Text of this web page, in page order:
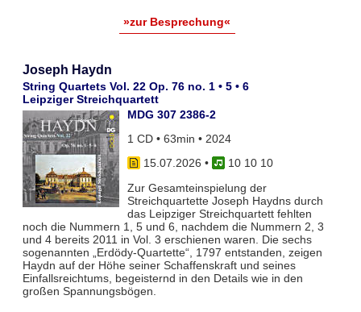
»zur Besprechung«
Joseph Haydn
String Quartets Vol. 22 Op. 76 no. 1 • 5 • 6
Leipziger Streichquartett
MDG 307 2386-2
1 CD • 63min • 2024
15.07.2026 •
10 10 10
Zur Gesamteinspielung der
Streichquartette Joseph Haydns durch
das Leipziger Streichquartett fehlten
noch die Nummern 1, 5 und 6, nachdem die Nummern 2, 3
und 4 bereits 2011 in Vol. 3 erschienen waren. Die sechs
sogenannten „Erdödy-Quartette“, 1797 entstanden, zeigen
Haydn auf der Höhe seiner Schaffenskraft und seines
Einfallsreichtums, begeisternd in den Details wie in den
großen Spannungsbögen.